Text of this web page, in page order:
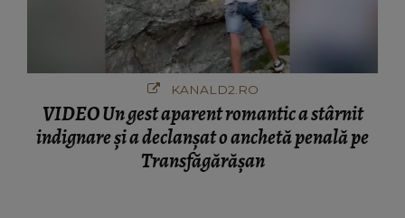
KANALD2.RO
VIDEO Un gest aparent romantic a stârnit
indignare și a declanșat o anchetă penală pe
Transfăgărășan